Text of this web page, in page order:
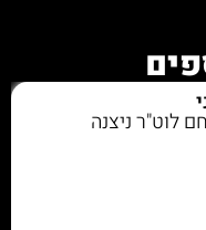
לוט"ר ניצנה